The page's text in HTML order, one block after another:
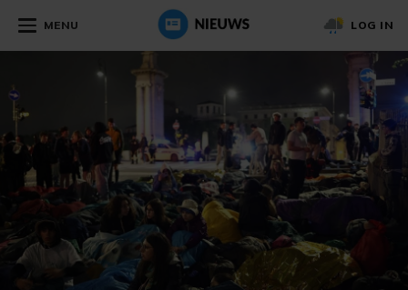
MENU LOG IN